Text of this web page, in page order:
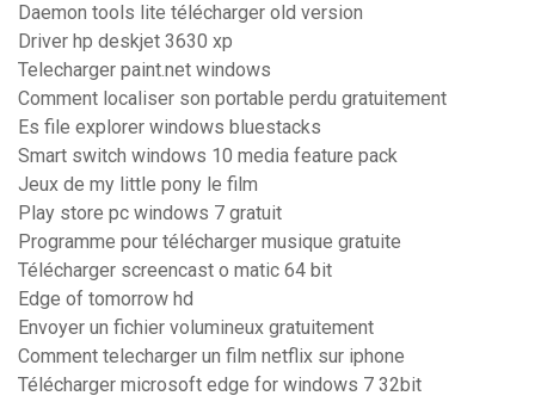
Daemon tools lite télécharger old version
Driver hp deskjet 3630 xp
Telecharger paint.net windows
Comment localiser son portable perdu gratuitement
Es file explorer windows bluestacks
Smart switch windows 10 media feature pack
Jeux de my little pony le film
Play store pc windows 7 gratuit
Programme pour télécharger musique gratuite
Télécharger screencast o matic 64 bit
Edge of tomorrow hd
Envoyer un fichier volumineux gratuitement
Comment telecharger un film netflix sur iphone
Télécharger microsoft edge for windows 7 32bit